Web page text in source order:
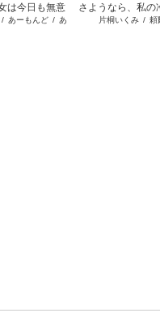
は今日も無意
れ流す ～公
/ あーもんど / あ
さようなら、私の
活 ～パーティーで
片桐いくみ/ 頼